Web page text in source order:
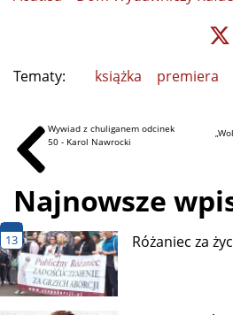
Tematy: książka premiera
Wywiad z chuliganem odcinek
50 - Karol Nawrocki
Najnowsze
13 Różaniec za